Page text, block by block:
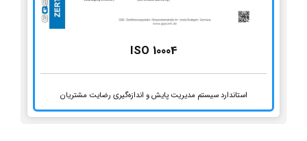
ISO 10004
استاندارد سیستم مدیریت پایش و اندازه‌گیری رضایت مشتریان